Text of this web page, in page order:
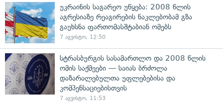
უკრაინის საგარეო უწყება: 2008 წლის
აგრესიაზე რეაგირების ნაკლებობამ გზა
გაუხსნა ფართომასშტაბიან ომებს
7 აგვისტო, 12:50
სტრასბურგის სასამართლო და 2008 წლის
ომის საქმეები — საიას ბრძოლა
დაზარალებულთა უფლებებისა და
კომპენსაციებისთვის
7 აგვისტო, 11:53